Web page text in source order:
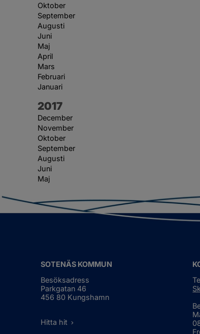
Oktober
September
Augusti
Juni
Maj
April
Mars
Februari
Januari
År:
2017
December
November
Oktober
September
Augusti
Juni
Maj
SOTENÄS KOMMUN
Besöksadress
Parkgatan 46
456 80 Kungshamn
Hitta hit